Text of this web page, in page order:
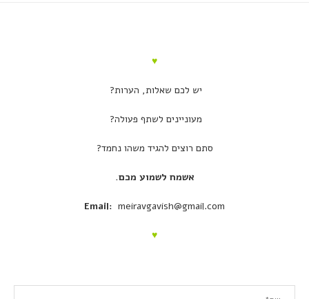
♥
יש לכם שאלות, הערות?
מעוניינים לשתף פעולה?
סתם רוצים להגיד משהו נחמד?
אשמח לשמוע מכם.
Email: meiravgavish@gmail.com
♥